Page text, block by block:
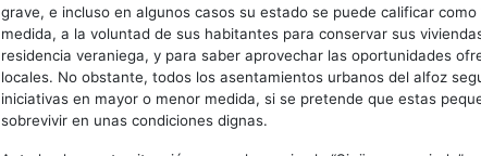
grave, e incluso en algunos casos su estado se puede calificar como
medida, a la voluntad de sus habitantes para conservar sus
residencia veraniega, y para saber aprovechar las oportunidades
locales. No obstante, todos los asentamientos urbanos del alfoz
iniciativas en mayor o menor medida, si se pretende que estas
sobrevivir en unas condiciones dignas.